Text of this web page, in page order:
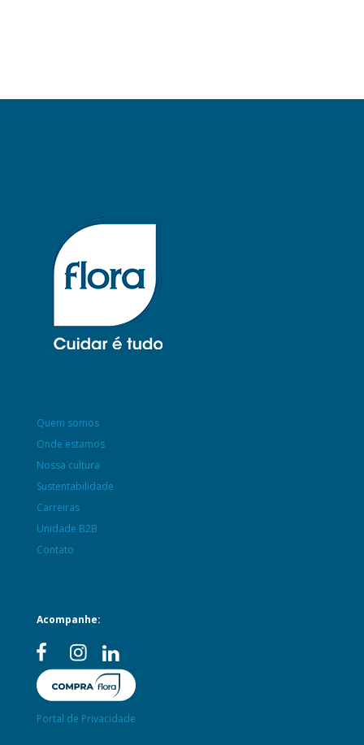
Quem somos
Onde estamos
Nossa cultura
Sustentabilidade
Carreiras
Unidade B2B
Contato
Acompanhe:
Portal de Privacidade